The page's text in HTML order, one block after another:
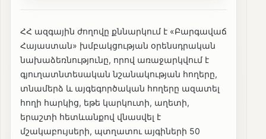
ՀՀ ազգային ժողովը քննարկում է «Բարգավաճ
Հայաստան» խմբակցության օրենսդրական
նախաձեռնությունը, որով առաջարկվում է
գյուղատնտեսական նշանակության հողերը,
տնամերձ և այգեգործական հողերը ազատել
հողի հարկից, եթե կարկուտի, աղետի,
երաշտի հետևանքով վնասվել է
մշակաբույսերի, պտղատու այգիների 50